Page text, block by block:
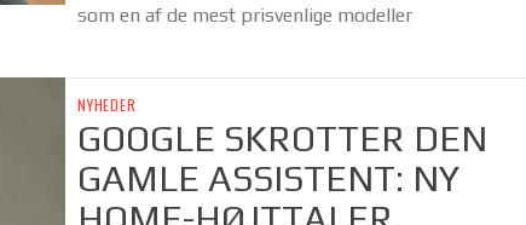
som en af de mest prisvenlige modeller
NYHEDER
GOOGLE SKROTTER DEN
GAMLE ASSISTENT: NY